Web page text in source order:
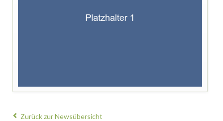
Zurück zur Newsübersicht